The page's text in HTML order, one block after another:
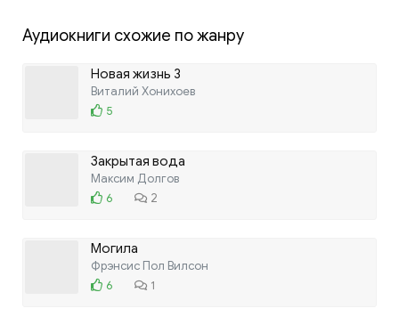
Аудиокниги схожие по жанру
Новая жизнь 3
Виталий Хонихоев
5
Закрытая вода
Максим Долгов
6
2
Могила
Фрэнсис Пол Вилсон
6
1